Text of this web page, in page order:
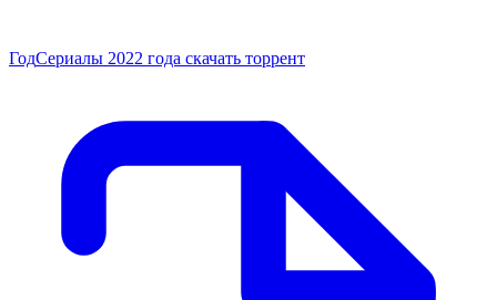
ГодСериалы 2022 года скачать торрент